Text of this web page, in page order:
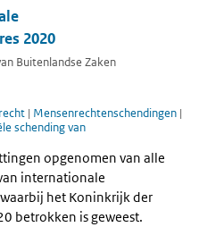
2020
Buitenlandse Zaken
| Mensenrechtenschendingen |
schending van
opgenomen van alle
internationale
het Koninkrijk der
betrokken is geweest.